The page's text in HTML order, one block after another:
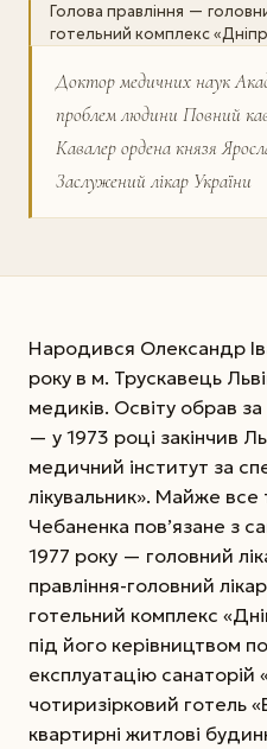
Голова правління —
готельний комплекс
Доктор медичних наук
проблем людини Повний
Кавалер ордена князя
Заслужений лікар України
Народився Олександр
року в м. Трускавець
медиків. Освіту обрав
— у 1973 році закінчив
медичний інститут за
лікувальник». Майже
Чебаненка пов’язане з
1977 року — головний
правління-головний
готельний комплекс
під його керівництвом
експлуатацію санаторій
чотиризірковий готель
квартирні житлові